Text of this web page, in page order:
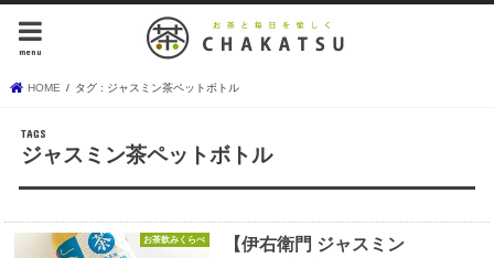
menu
HOME タグ : ジャスミン茶ペットボトル
ジャスミン茶ペットボトル
お茶飲みくらべ
【伊右衛門 ジャスミン